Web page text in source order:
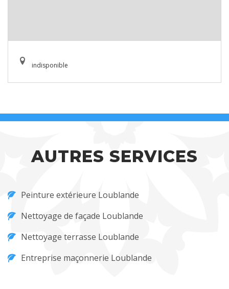
indisponible
AUTRES SERVICES
Peinture extérieure Loublande
Nettoyage de façade Loublande
Nettoyage terrasse Loublande
Entreprise maçonnerie Loublande